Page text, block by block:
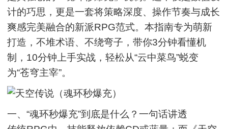
计的巧思，更是一套将策略深度、操作节奏与成长
爽感完美融合的新派RPG范式。本指南专为萌新
打造，不堆术语、不绕弯子，带你3分钟看懂机
制，10分钟上手实战，轻松从“云中菜鸟”蜕变
为“苍穹主宰”。
一、“魂环秒爆充”到底是什么？一句话讲透